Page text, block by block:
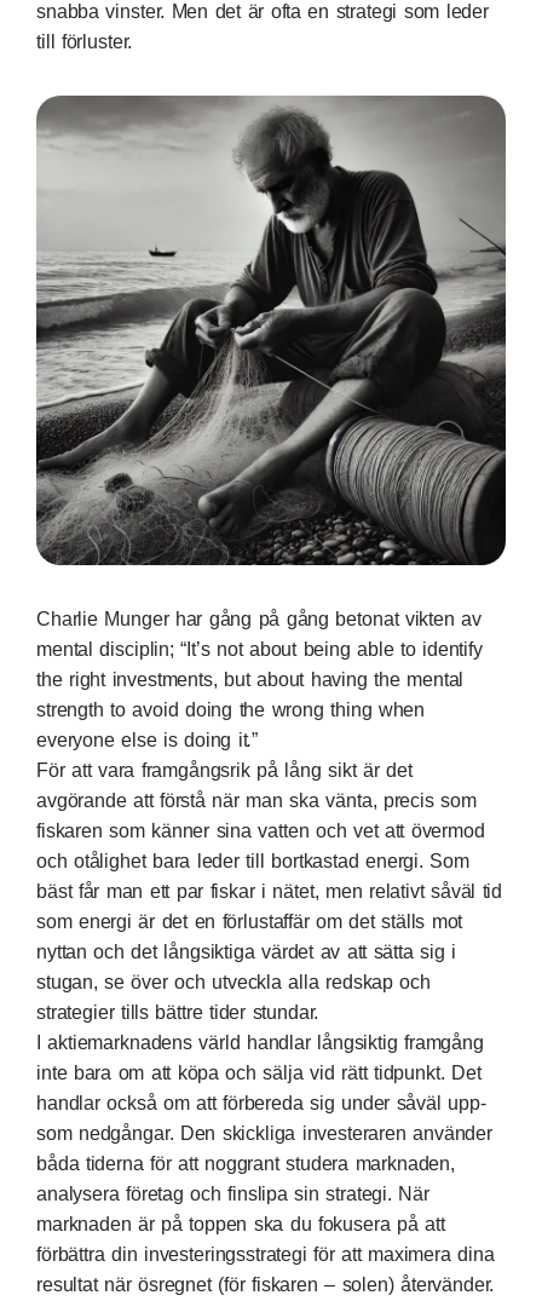
snabba vinster. Men det är ofta en strategi som leder
till förluster.
Charlie Munger har gång på gång betonat vikten av
mental disciplin; “It’s not about being able to identify
the right investments, but about having the mental
strength to avoid doing the wrong thing when
everyone else is doing it.”
För att vara framgångsrik på lång sikt är det
avgörande att förstå när man ska vänta, precis som
fiskaren som känner sina vatten och vet att övermod
och otålighet bara leder till bortkastad energi. Som
bäst får man ett par fiskar i nätet, men relativt såväl tid
som energi är det en förlustaffär om det ställs mot
nyttan och det långsiktiga värdet av att sätta sig i
stugan, se över och utveckla alla redskap och
strategier tills bättre tider stundar.
I aktiemarknadens värld handlar långsiktig framgång
inte bara om att köpa och sälja vid rätt tidpunkt. Det
handlar också om att förbereda sig under såväl upp-
som nedgångar. Den skickliga investeraren använder
båda tiderna för att noggrant studera marknaden,
analysera företag och finslipa sin strategi. När
marknaden är på toppen ska du fokusera på att
förbättra din investeringsstrategi för att maximera dina
resultat när ösregnet (för fiskaren – solen) återvänder.